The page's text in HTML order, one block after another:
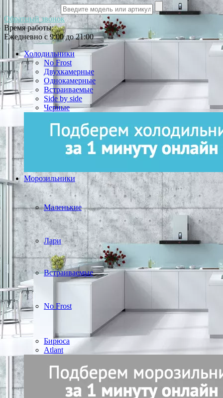
Обратный звонок
Время работы:
Ежедневно с 9:00 до 21:00
Холодильники
No Frost
Двухкамерные
Однокамерные
Встраиваемые
Side by side
Черные
Морозильники
Маленькие
Лари
Встраиваемые
No Frost
Бирюса
Atlant